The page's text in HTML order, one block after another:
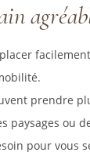
prendre
paysages ou
pour vous